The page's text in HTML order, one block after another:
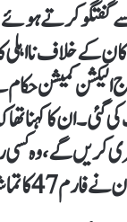
گفتگو کرتے ہوئے
نے بتایا کہ 26 ارکان کے
الیکشن کمیشن
کا کہنا تھا
کریں گے، وہ
بنایا ہوا ہے۔